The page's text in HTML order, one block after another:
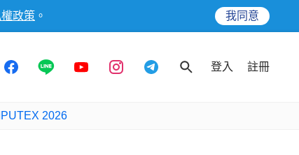
權政策 。 我同意
登入 註冊
2026